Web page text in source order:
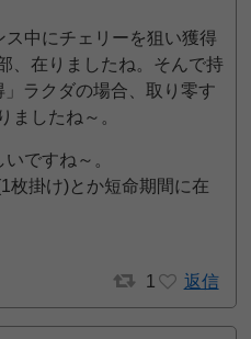
ス中にチェリーを狙い獲得
、在りましたね。そんで持
ラクダの場合、取り零す
ましたね～。
いですね～。
枚掛け)とか短命期間に在
1 返信